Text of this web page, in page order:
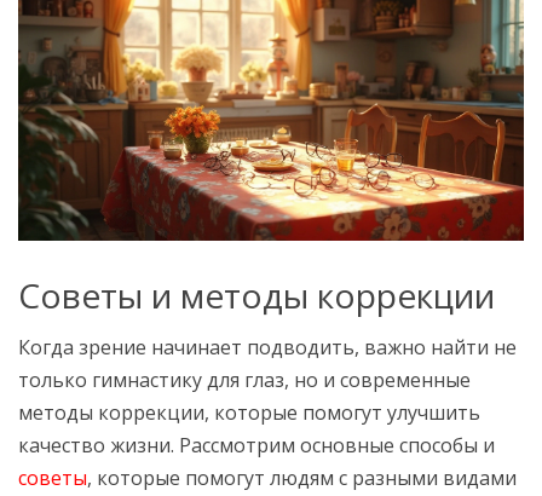
Советы и методы коррекции
Когда зрение начинает подводить, важно найти не
только гимнастику для глаз, но и современные
методы коррекции, которые помогут улучшить
качество жизни. Рассмотрим основные способы и
советы, которые помогут людям с разными видами